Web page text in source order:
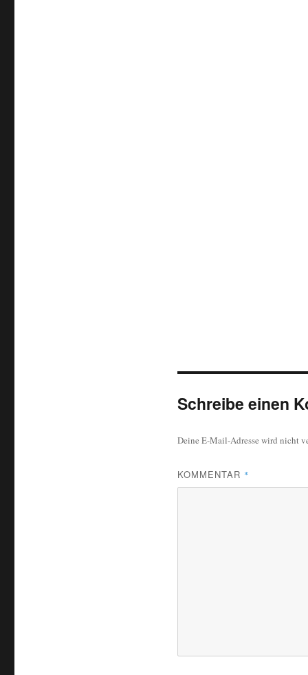
Schreibe einen
Deine E-Mail-Adresse wird nicht
KOMMENTAR *